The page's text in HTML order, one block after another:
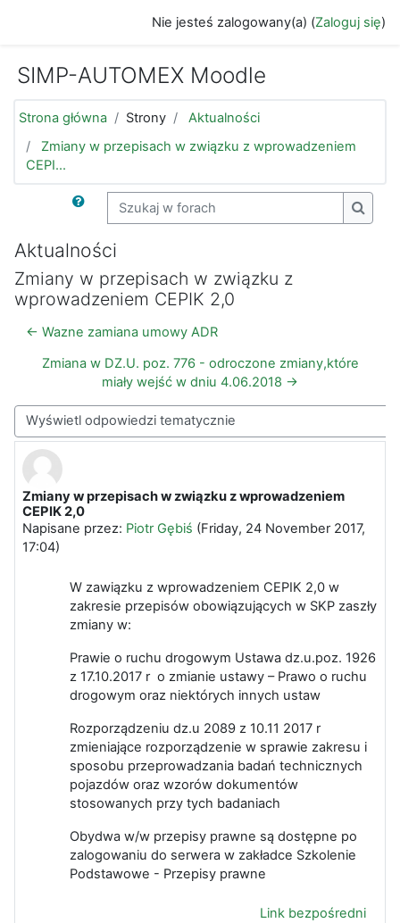
Nie jesteś zalogowany(a) (Zaloguj się)
SIMP-AUTOMEX Moodle
Strona główna Strony
Aktualności
Zmiany w przepisach w związku z wprowadzeniem
CEPI...
Szukaj w forach
Aktualności
Zmiany w przepisach w związku z
wprowadzeniem CEPIK 2,0
← Wazne zamiana umowy ADR
Zmiana w DZ.U. poz. 776 - odroczone zmiany,które
miały wejść w dniu 4.06.2018 →
Sposób wyświetlania
Zmiany w przepisach w związku z wprowadzeniem
CEPIK 2,0
Napisane przez: Piotr Gębiś (Friday, 24 November 2017,
17:04)
Liczba odpowiedzi: 0
W zawiązku z wprowadzeniem CEPIK 2,0 w
zakresie przepisów obowiązujących w SKP zaszły
zmiany w:
Prawie o ruchu drogowym Ustawa dz.u.poz. 1926
z 17.10.2017 r o zmianie ustawy – Prawo o ruchu
drogowym oraz niektórych innych ustaw
Rozporządzeniu dz.u 2089 z 10.11 2017 r
zmieniające rozporządzenie w sprawie zakresu i
sposobu przeprowadzania badań technicznych
pojazdów oraz wzorów dokumentów
stosowanych przy tych badaniach
Obydwa w/w przepisy prawne są dostępne po
zalogowaniu do serwera w zakładce Szkolenie
Podstawowe - Przepisy prawne
Link bezpośredni